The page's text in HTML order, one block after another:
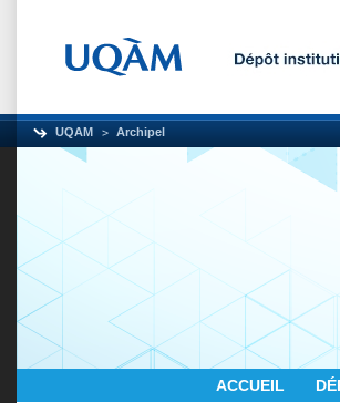
UQAM Archipel
ACCUEIL